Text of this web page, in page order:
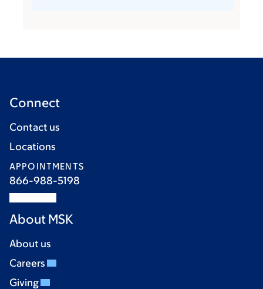
Connect
Contact us
Locations
APPOINTMENTS
866-988-5198
About MSK
About us
Careers
Giving